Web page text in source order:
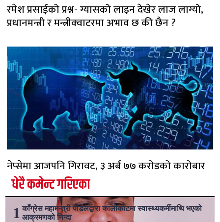
रमेश प्रसाईको प्रश्न- ग्यासको लाइन देखेर लाज लाग्यो,
प्रधानमन्त्री र मन्त्रीक्वाटरमा अभाव छ की छैन ?
नेप्सेमा आजपनि गिरावट, ३ अर्ब ७७ करोडको कारोबार
धेरै कमेन्ट गरिएका
काँग्रेस महामन्त्री पौडेलद्वारा कालीकोटमा स्वास्थ्यकर्मीमाथि भएको
आक्रमणको निन्दा